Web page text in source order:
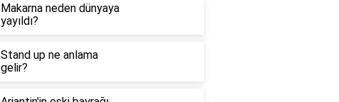
Makarna neden dünyaya
yayıldı?
Stand up ne anlama
gelir?